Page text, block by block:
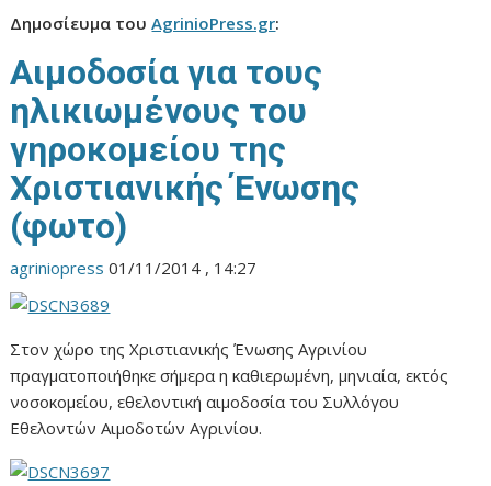
Δημοσίευμα τουAgrinioPress.gr:
Αιμοδοσία για τους
ηλικιωμένους του
γηροκομείου της
Χριστιανικής Ένωσης
(φωτο)
agriniopress 01/11/2014 , 14:27
Στον χώρο της Χριστιανικής Ένωσης Αγρινίου
πραγματοποιήθηκε σήμερα η καθιερωμένη, μηνιαία, εκτός
νοσοκομείου, εθελοντική αιμοδοσία του Συλλόγου
Εθελοντών Αιμοδοτών Αγρινίου.